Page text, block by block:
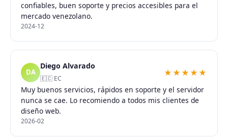
confiables, buen soporte y precios accesibles para el
mercado venezolano.
2024-12
DA
Diego Alvarado
🇪🇨 EC
★★★★★
Muy buenos servicios, rápidos en soporte y el servidor
nunca se cae. Lo recomiendo a todos mis clientes de
diseño web.
2026-02